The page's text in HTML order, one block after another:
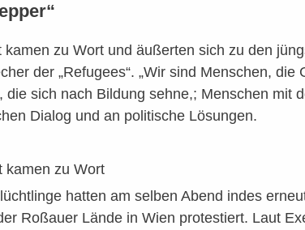
zu Wort und äußerten sich zu den
der „Refugees“. „Wir sind Menschen,
die sich nach Bildung sehne,; Menschen mit
Dialog und an politische Lösungen.
kamen zu Wort
hatten am selben Abend indes
Roßauer Lände in Wien protestiert. Laut